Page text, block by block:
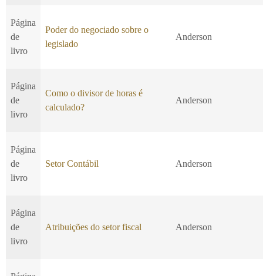
Página
de
livro
Poder do negociado sobre o
legislado
Anderson
Página
de
livro
Como o divisor de horas é
calculado?
Anderson
Página
de
livro
Setor Contábil Anderson
Página
de
livro
Atribuições do setor fiscal Anderson